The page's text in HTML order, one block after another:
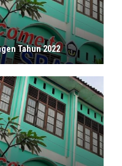
Tahun 2022